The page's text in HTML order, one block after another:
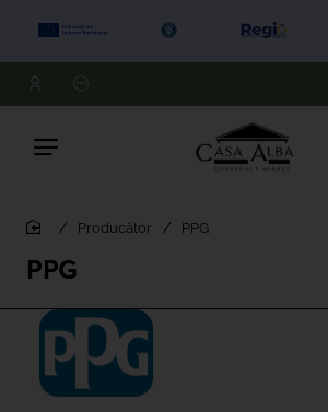
PPG
Producător PPG